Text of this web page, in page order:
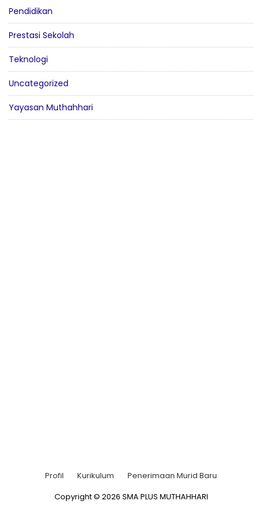
Pendidikan
Prestasi Sekolah
Teknologi
Uncategorized
Yayasan Muthahhari
Profil Kurikulum
Penerimaan Murid Baru
Copyright © 2026 SMA PLUS MUTHAHHARI